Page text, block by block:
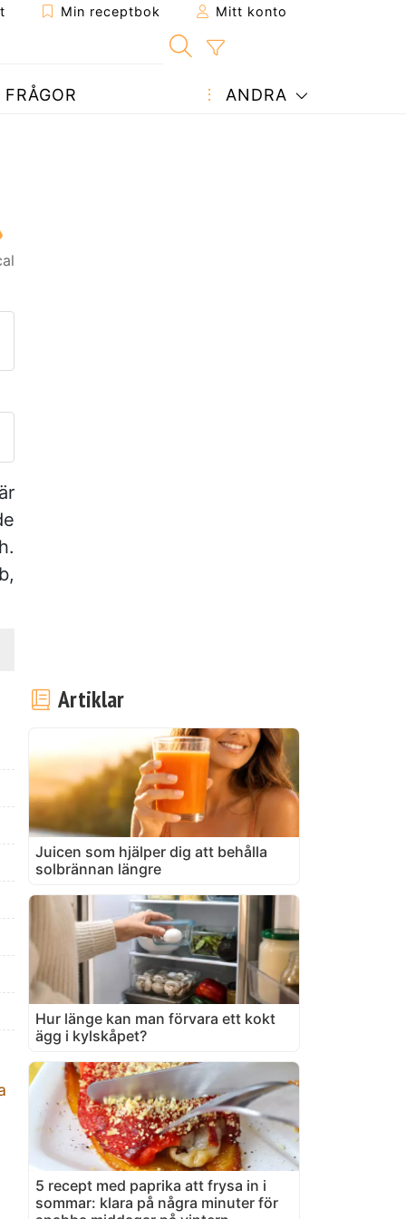
Min receptbok Mitt konto
FRÅGOR ANDRA
till en vän
sida
en fråga till författaren
upp ditt foto av detta
Artiklar
Juicen som hjälper dig att behålla
solbrännan längre
Hur länge kan man förvara ett kokt
ägg i kylskåpet?
5 recept med paprika att frysa in i
sommar: klara på några minuter för